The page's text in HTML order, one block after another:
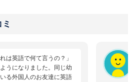
は英語で何て言うの？」
うになりました。同じ幼
る外国人のお友達に英語